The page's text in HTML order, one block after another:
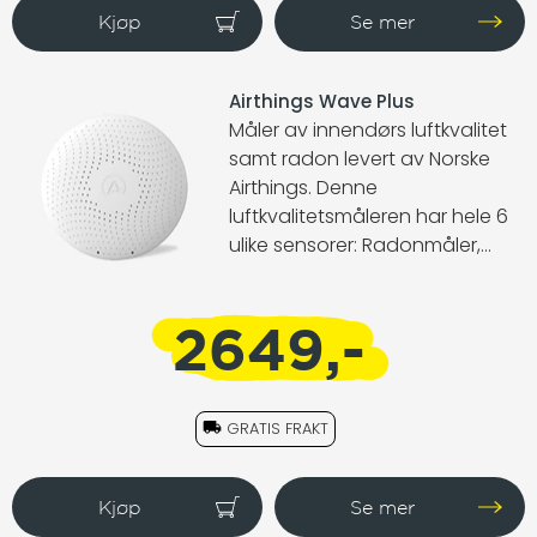
Airthings Wave Plus
Måler av innendørs luftkvalitet
samt radon levert av Norske
Airthings. Denne
luftkvalitetsmåleren har hele 6
ulike sensorer: Radonmåler,
2649,-
GRATIS FRAKT